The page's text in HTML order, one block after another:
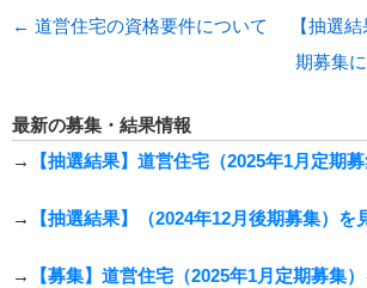
投稿ナビゲーション
← 道営住宅の資格要件について
【抽選
期募集
最新の募集・結果情報
→
【抽選結果】道営住宅（2025年1月定期
→ 【抽選結果】（2024年12月後期募集）を
→ 【募集】道営住宅（2025年1月定期募集